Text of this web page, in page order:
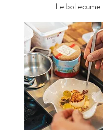
Le bol ecume